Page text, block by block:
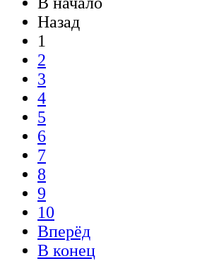
Назад
1
2
3
4
5
6
7
8
9
10
Вперёд
В конец